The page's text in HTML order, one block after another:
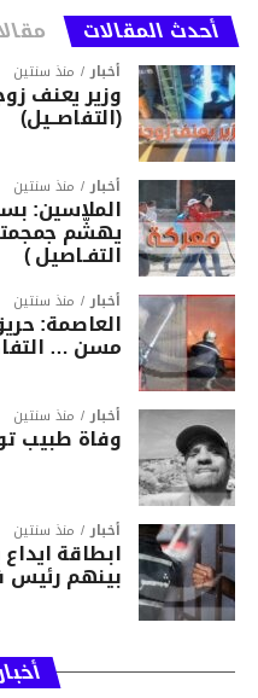
أحدث المقالات
أخبار منذ سنتين
وزير يعنف
(التفاصــيل)
أخبار منذ سنتين
الملاسين:
يهشّم
التفـاصيل )
أخبار منذ سنتين
العاصمة:
مسن …
أخبار منذ سنتين
وفاة طبيب
أخبار منذ سنتين
بينهم رئيس